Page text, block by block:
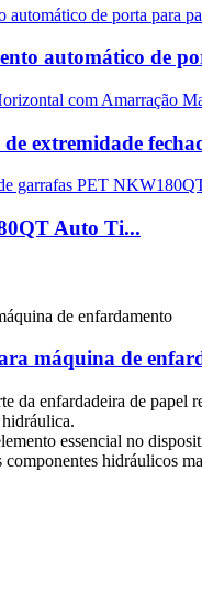
automático de
extremidade
Auto Ti...
máquina de
da enfardadeira de papel
essencial no
hidráulicos